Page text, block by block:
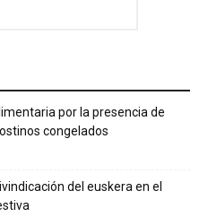
por la presencia de
congelados
del euskera en el